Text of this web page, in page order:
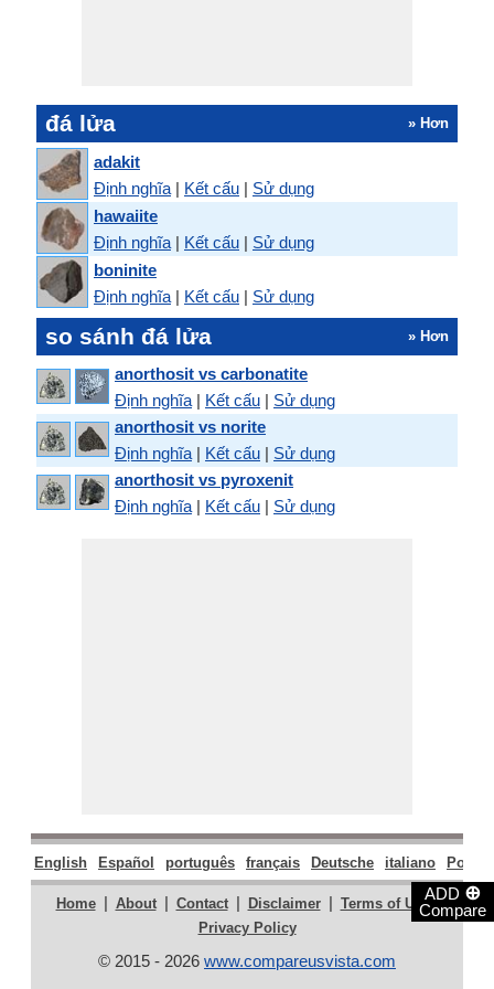
ADD ⊕
Compare
đá lửa » Hơn
adakit
Định nghĩa | Kết cấu | Sử dụng
hawaiite
Định nghĩa | Kết cấu | Sử dụng
boninite
Định nghĩa | Kết cấu | Sử dụng
so sánh đá lửa » Hơn
anorthosit vs carbonatite
Định nghĩa | Kết cấu | Sử dụng
anorthosit vs norite
Định nghĩa | Kết cấu | Sử dụng
anorthosit vs pyroxenit
Định nghĩa | Kết cấu | Sử dụng
English Español português français Deutsche italiano
Home | About | Contact | Disclaimer | Terms of Use |
Privacy Policy
© 2015 - 2026 www.compareusvista.com